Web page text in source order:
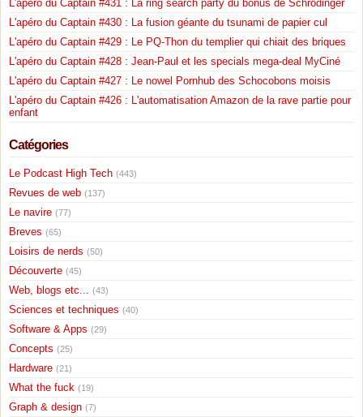
L'apéro du Captain #431 : La ring search party du bonus de Schrödinger
L'apéro du Captain #430 : La fusion géante du tsunami de papier cul
L'apéro du Captain #429 : Le PQ-Thon du templier qui chiait des briques
L'apéro du Captain #428 : Jean-Paul et les specials mega-deal MyCiné
L'apéro du Captain #427 : Le nowel Pornhub des Schocobons moisis
L'apéro du Captain #426 : L'automatisation Amazon de la rave partie pour
enfant
Catégories
Le Podcast High Tech (443)
Revues de web (137)
Le navire (77)
Breves (65)
Loisirs de nerds (50)
Découverte (45)
Web, blogs etc... (43)
Sciences et techniques (40)
Software & Apps (29)
Concepts (25)
Hardware (21)
What the fuck (19)
Graph & design (7)